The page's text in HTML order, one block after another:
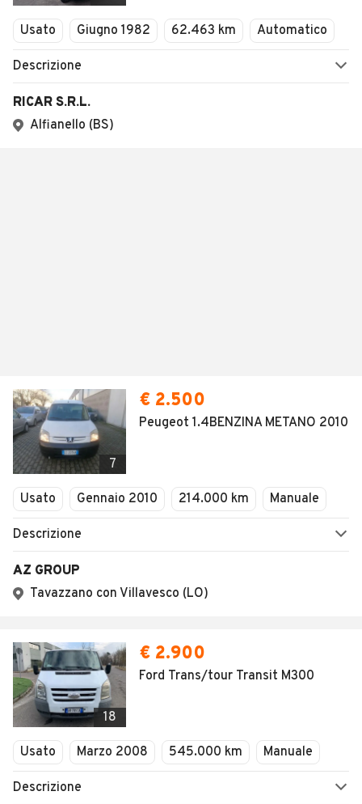
Usato Giugno 1982 62.463 km Automatico
Descrizione
RICAR S.R.L.
Alfianello (BS)
7
€ 2.500
Peugeot 1.4BENZINA METANO 2010
Usato Gennaio 2010 214.000 km Manuale
Descrizione
AZ GROUP
Tavazzano con Villavesco (LO)
18
€ 2.900
Ford Trans/tour Transit M300
Usato Marzo 2008 545.000 km Manuale
Descrizione